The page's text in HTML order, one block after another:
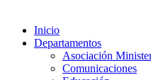
Inicio
Departamentos
Asociación
Comunicaciones